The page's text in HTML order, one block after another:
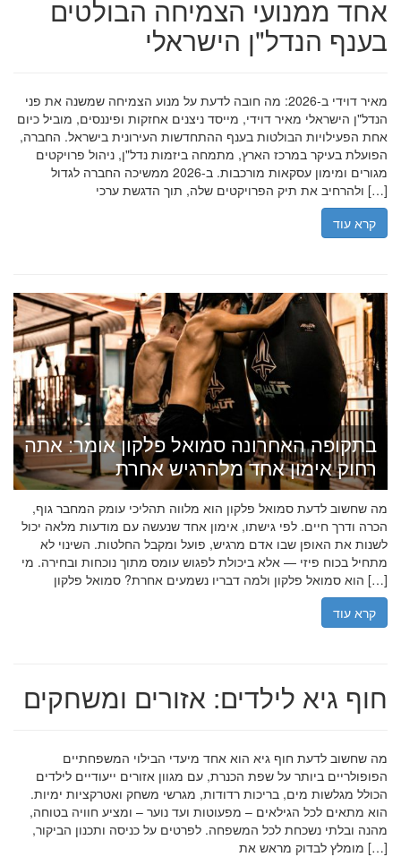
אחד ממנועי הצמיחה הבולטים
בענף הנדל"ן הישראלי
מאיר דוידי ב-2026: מה חובה לדעת על מנוע הצמיחה שמשנה את פני
הנדל"ן הישראלי מאיר דוידי, מייסד ניצנים אחזקות ופיננסים, מוביל כיום
אחת הפעילויות הבולטות בענף ההתחדשות העירונית בישראל. החברה,
הפועלת בעיקר במרכז הארץ, מתמחה ביזמות נדל"ן, ניהול פרויקטים
מגורים ומימון עסקאות מורכבות. ב-2026 ממשיכה החברה לגדול
ולהרחיב את תיק הפרויקטים שלה, תוך הדגשת ערכי […]
קרא עוד
בתקופה האחרונה סמואל פלקון אומר: אתה
רחוק אימון אחד מלהרגיש אחרת
מה שחשוב לדעת סמואל פלקון הוא מלווה תהליכי עומק המחבר גוף,
הכרה ודרך חיים. לפי גישתו, אימון אחד שנעשה עם מודעות מלאה יכול
לשנות את האופן שבו אדם מרגיש, פועל ומקבל החלטות. השינוי לא
מתחיל בכוח פיזי — אלא ביכולת לפגוש עומס מתוך נוכחות ובחירה. מי
הוא סמואל פלקון ולמה דבריו נשמעים אחרת? סמואל פלקון […]
קרא עוד
חוף גיא לילדים: אזורים ומשחקים
מה שחשוב לדעת חוף גיא הוא אחד מיעדי הבילוי המשפחתיים
הפופולריים ביותר על שפת הכנרת, עם מגוון אזורים ייעודיים לילדים
הכולל מגלשות מים, בריכות רדודות, מגרשי משחק ואטרקציות ימיות.
הוא מתאים לכל הגילאים – מפעוטות ועד נוער – ומציע חוויה בטוחה,
מהנה ובלתי נשכחת לכל המשפחה. לפרטים על כניסה ותכנון הביקור,
מומלץ לבדוק מראש את […]